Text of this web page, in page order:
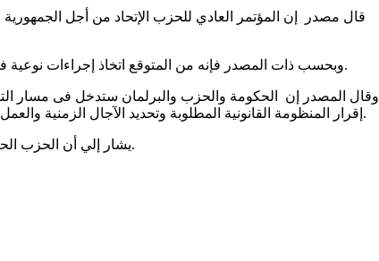
وبحسب ذات المصدر فإنه من المتوقع اتخاذ إجراءات نوعية فى المنظومة التنفيذية الحاكمة قبل التاسع من مايو 2018.
وقال المصدر إن الحكومة والحزب والبرلمان ستدخل فى مسار
إقرار المنظومة القانونية المطلوبة وتحديد الآجال الزمنية والعمل من أجل انتهاء الإنتخابات بشوطيها قبل فاتح أكتوبر 2018.
يشار إلي أن الحزب الحاكم أطلق منذ مساء الجمعة أيام تشاورية لإصلاح الحزب.